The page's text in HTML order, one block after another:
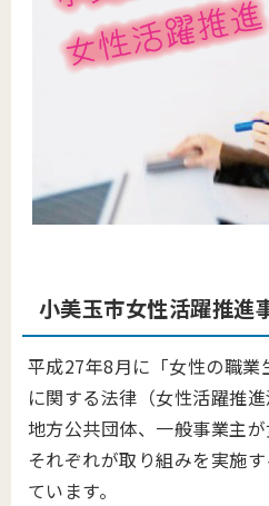
小美玉市女性活躍推進
平成27年8月に「女性の職
に関する法律（女性活躍推
地方公共団体、一般事業主
それぞれが取り組みを実施
ています。